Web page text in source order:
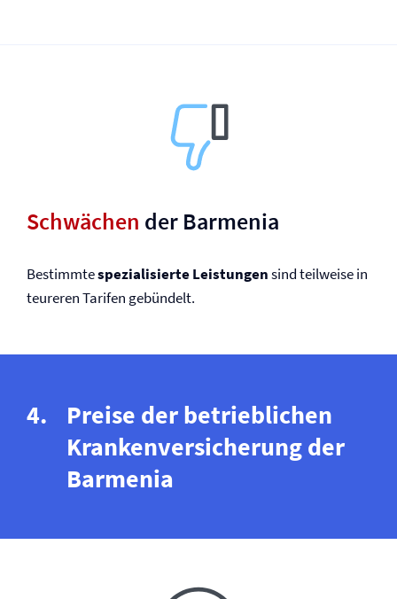
Schwächen der Barmenia
Bestimmtespezialisierte Leistungensind teilweise in
teureren Tarifen gebündelt.
Preise der betrieblichen
Kranken­versicherung der
Barmenia